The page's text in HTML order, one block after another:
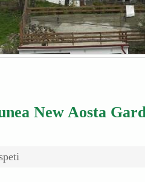
New Aosta